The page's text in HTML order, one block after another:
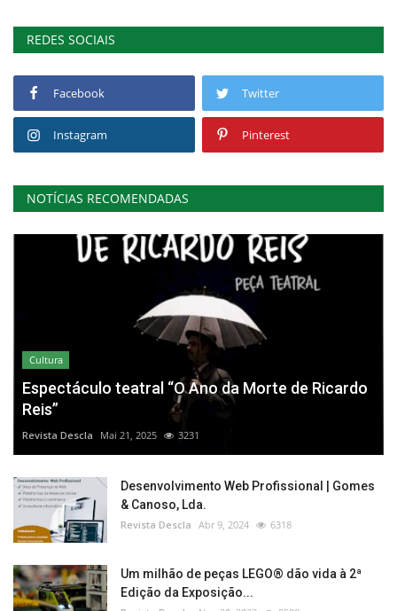
REDES SOCIAIS
Facebook Twitter
Instagram Pinterest
NOTÍCIAS RECOMENDADAS
Cultura
Espectáculo teatral “O Ano da Morte de Ricardo
Reis”
Revista Descla Mai 21, 2025 3231
Desenvolvimento Web Profissional | Gomes
& Canoso, Lda.
Revista Descla Abr 9, 2024 6318
Um milhão de peças LEGO® dão vida à 2ª
Edição da Exposição...